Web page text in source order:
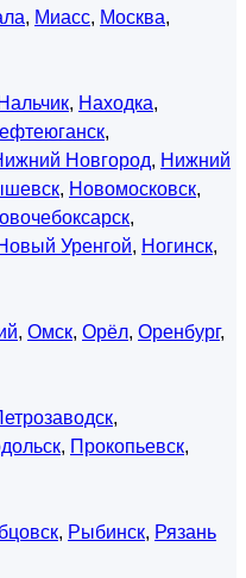
, Миасс, Москва,
Нальчик, Находка,
,
Новгород, Нижний
, Новомосковск,
,
Уренгой, Ногинск,
, Омск, Орёл, Оренбург,
,
, Прокопьевск,
, Рыбинск, Рязань